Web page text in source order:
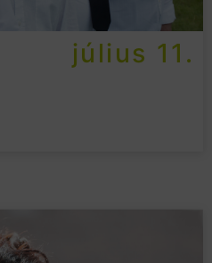
július 11.